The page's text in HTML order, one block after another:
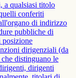
a qualsiasi titolo
conferiti
di indirizzo
pubbliche di
posizione
dirigenziali (da
distinguano le
dirigenti